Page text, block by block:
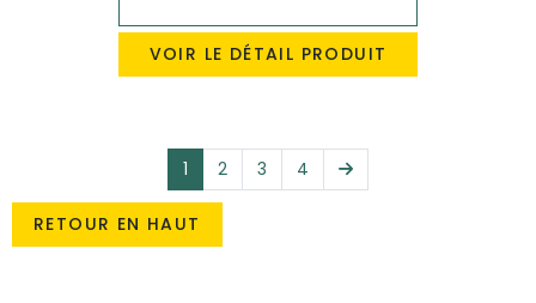
VOIR LE DÉTAIL PRODUIT
1 2 3 4 Suivant
RETOUR EN HAUT